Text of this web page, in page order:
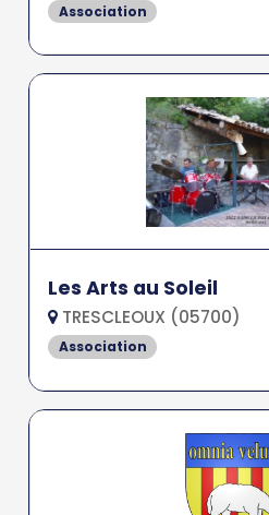
Association
Les Arts au Soleil
TRESCLEOUX (05700)
Association